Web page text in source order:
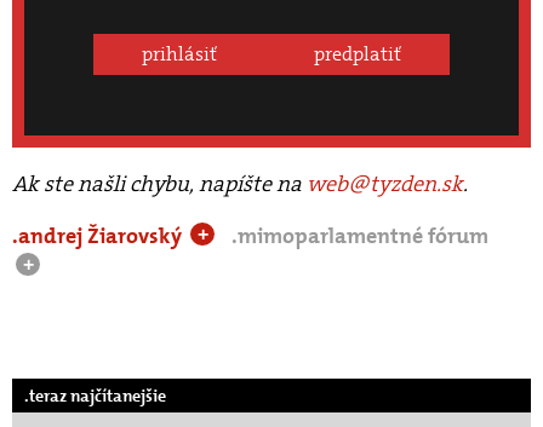
prihlásiť predplatiť
Ak ste našli chybu, napíšte na web@tyzden.sk.
.andrej Žiarovský
+ .mimoparlamentné fórum
+
.teraz najčítanejšie